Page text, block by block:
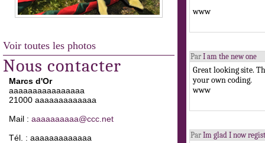
Voir toutes les photos
Nous contacter
Marcs d'Or
aaaaaaaaaaaaaaaa
21000 aaaaaaaaaaaaa
Mail : aaaaaaaaaa@ccc.net
Tél. : aaaaaaaaaaaaa
www
Par I am the new one
Great looking site.
your own coding.
www
Par Im glad I now